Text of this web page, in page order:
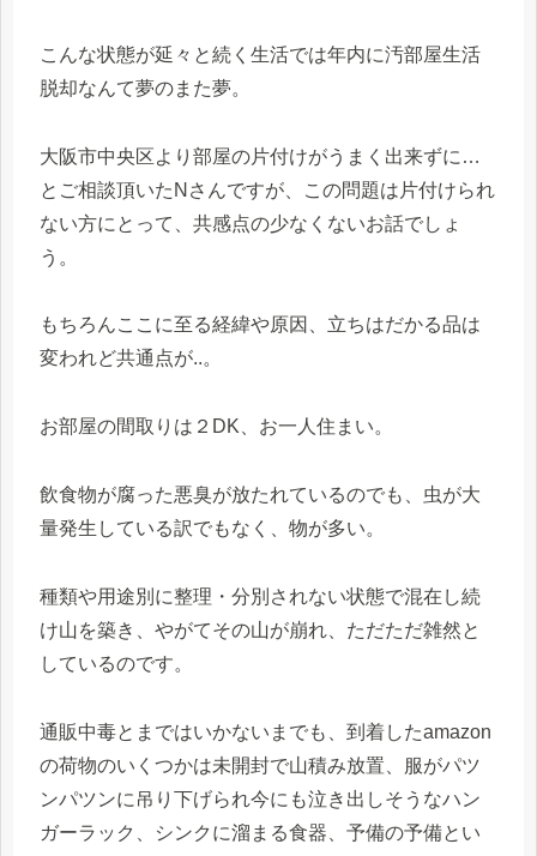
こんな状態が延々と続く生活では年内に汚部屋生活
脱却なんて夢のまた夢。
大阪市中央区より部屋の片付けがうまく出来ずに…
とご相談頂いたNさんですが、この問題は片付けられ
ない方にとって、共感点の少なくないお話でしょ
う。
もちろんここに至る経緯や原因、立ちはだかる品は
変われど共通点が..。
お部屋の間取りは２DK、お一人住まい。
飲食物が腐った悪臭が放たれているのでも、虫が大
量発生している訳でもなく、物が多い。
種類や用途別に整理・分別されない状態で混在し続
け山を築き、やがてその山が崩れ、ただただ雑然と
しているのです。
通販中毒とまではいかないまでも、到着したamazon
の荷物のいくつかは未開封で山積み放置、服がパツ
ンパツンに吊り下げられ今にも泣き出しそうなハン
ガーラック、シンクに溜まる食器、予備の予備とい